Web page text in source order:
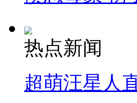
热点新闻
超萌汪星人